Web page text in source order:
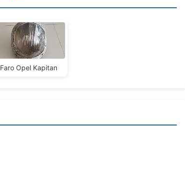
Faro Opel Kapitan